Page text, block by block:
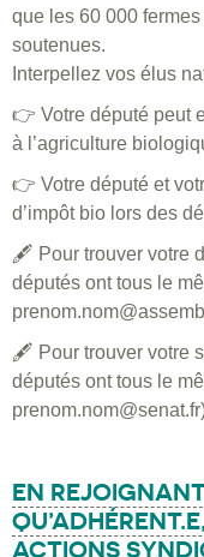
que les 60 000
soutenues.
Interpellez vos élus
👉 Votre député peut
à l’agriculture
👉 Votre député et
d’impôt bio lors des
🖋️ Pour trouver votre
députés ont tous le
🖋️ Pour trouver votre
députés ont tous le
EN
ACTIONS